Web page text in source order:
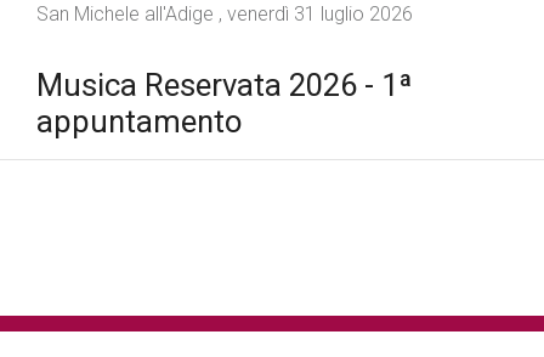
Musica Reservata 2026 - 1ª
appuntamento
San Michele all'Adige , venerdì 31 luglio 2026